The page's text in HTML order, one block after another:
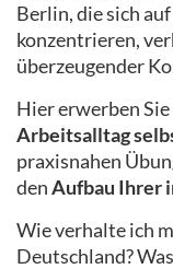
Berlin, die sich auf
konzentrieren,
überzeugender
Hier erwerben
Arbeitsalltag
praxisnahen
denAufbau Ihrer
Wie verhalte ich
Deutschland?